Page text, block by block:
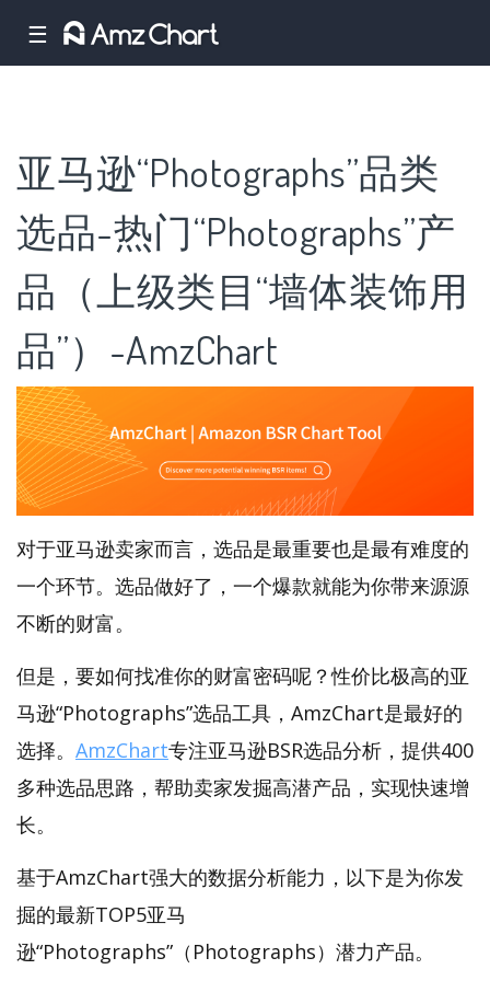
☰
亚马逊“Photographs”品类
选品-热门“Photographs”产
品（上级类目“墙体装饰用
品”）-AmzChart
对于亚马逊卖家而言，选品是最重要也是最有难度的
一个环节。选品做好了，一个爆款就能为你带来源源
不断的财富。
但是，要如何找准你的财富密码呢？性价比极高的亚
马逊“Photographs”选品工具，AmzChart是最好的
选择。 AmzChart专注亚马逊BSR选品分析，提供400
多种选品思路，帮助卖家发掘高潜产品，实现快速增
长。
基于AmzChart强大的数据分析能力，以下是为你发
掘的最新TOP5亚马
逊“Photographs”（Photographs）潜力产品。